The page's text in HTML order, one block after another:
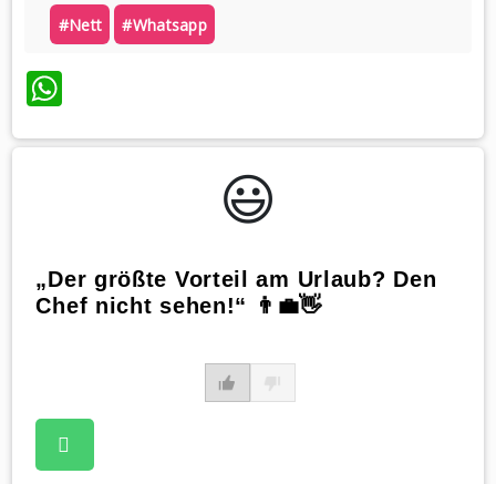
#nett #whatsapp
WhatsApp
😃️
„Der größte Vorteil am Urlaub? Den
Chef nicht sehen!“ 👨‍💼👋